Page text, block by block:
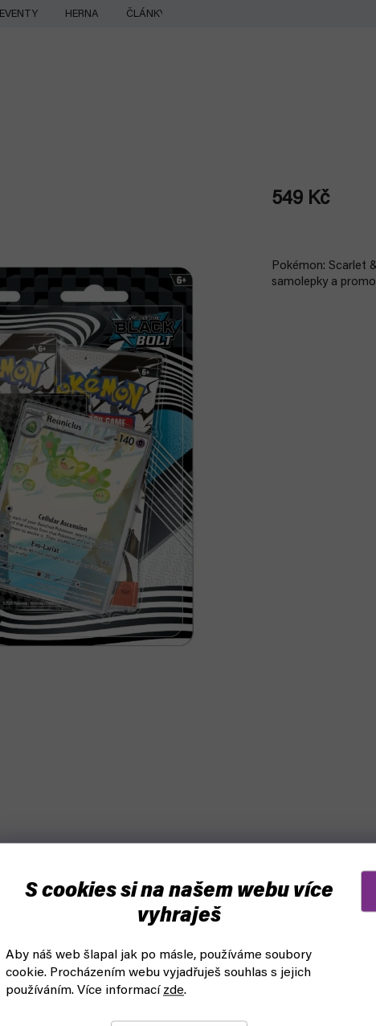
S cookies si na našem webu více
vyhraješ
Aby náš web šlapal jak po másle, používáme soubory
cookie. Procházením webu vyjadřuješ souhlas s jejich
používáním. Více informací zde.
EVENTY HERNA ČLÁNKY
549 Kč
Pokémon: Scarlet
samolepky a